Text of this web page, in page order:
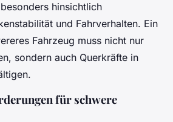
hinsichtlich
und Fahrverhalten. Ein
Fahrzeug muss nicht nur
sondern auch Querkräfte in
für schwere